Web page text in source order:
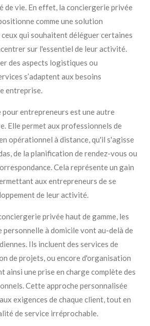
de vie. En effet, la conciergerie privée
comme une solution
qui souhaitent déléguer certaines
sur l'essentiel de leur activité.
des aspects logistiques ou
s’adaptent aux besoins
entreprise.
entrepreneurs est une autre
Elle permet aux professionnels de
opérationnel à distance, qu'il s'agisse
de la planification de rendez-vous ou
Cela représente un gain
aux entrepreneurs de se
de leur activité.
privée haut de gamme, les
personnelle à domicile vont au-delà de
Ils incluent des services de
de projets, ou encore d'organisation
ainsi une prise en charge complète des
Cette approche personnalisée
exigences de chaque client, tout en
de service irréprochable.